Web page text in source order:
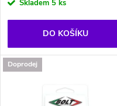
r
d
r
o
d
Skladem 5 ks
DO KOŠÍKU
Doprodej